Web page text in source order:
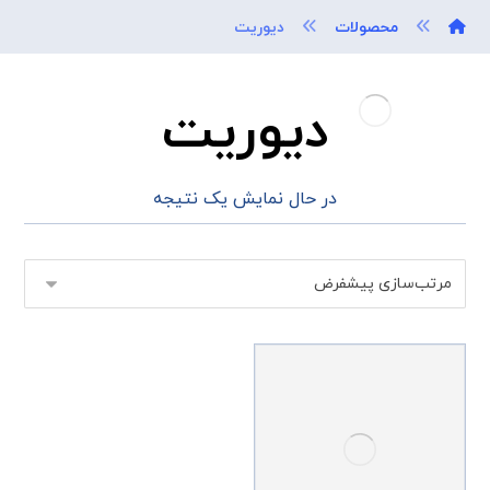
محصولات دیوریت
دیوریت
در حال نمایش یک نتیجه